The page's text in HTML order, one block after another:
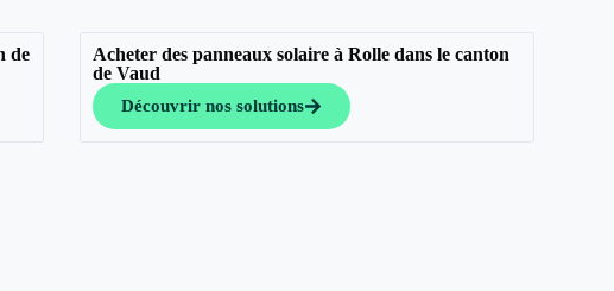
de
Acheter des panneaux solaire à Rolle dans le canton
de Vaud
Découvrir nos solutions